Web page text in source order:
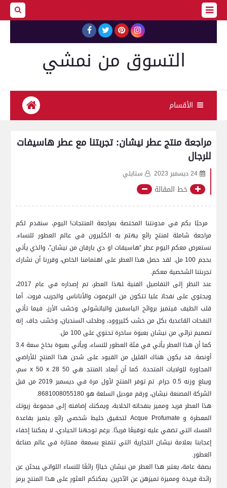
التسوق من نمشي
الأقسام
مراجعة منتج عطر نيشان: تجربتنا مع عطر هاسيفات
للرجال
24 ديسمبر 2023 ستايلي
خط المقالة
⁢ مرحبًا⁢ بكم في مدونتنا المختصة بمراجعة المنتجات! اليوم، سنقدم لكم
مراجعة شاملة لمنتج رائع يهتم به الكثيرون في عالم العطور للنساء.⁢
نستعرض معكم اليوم ‌عطر “هاسيفات او دي بارفان من نيشان”، والذي يأتي
بحجم 100 ​مل. لقد حصل هذا العطر على اهتمامنا​ الخاص، وقررنا ⁤أن نشارك
تجربتنا⁣ الشخصية معكم.
عند النظر إلى التفاصيل الفنية ‍لهذا العطر، تم إصداره في عام 2017،
ويحتوي على⁢ نفحات‍ عليا تتكون من البرغموت والأناناس ⁢والجريب فروت. أما
قلب ⁣الطيف فيتميز ‌بروائح ⁣الياسمين والباتشولي وخشب الأرز، فيما تأتي
النفحات القاعدية بكل من خشب⁤ كليروود، وطحلب السنديان، وخشب جاف. إنه
تصميم تراثي ⁢من نيشان بعبوة ساحرة تحتوي على 100 مل.
كما أن هذا العطر يأتي في فئة العطور⁤ للنساء،⁣ ويأتي بعبوة بخاخ سعة 3.4
أونصة. ⁢قد يكون هناك القليل من ⁤القيود ⁢على شحن هذا المنتج ‌للأراضي
المجاورة للولايات المتحدة.‌ كما أن أبعاد ‍المنتج‍ هي 50 x 50 x ​28 سم،
ويبلغ وزنه ⁣0.5 جرام. تم توفر المنتج لأول مرة في ديسمبر ​2019‍ من قبل⁣
الشركة المصنعة نيشان،⁤ ورقم موديل السلعة هو 8681008055180.
هذا العطر فريد ​ومميز‍ بنفحاته⁣ الخلابة، ويمكنك إضافته إلى مجموعة زيوتك
المعطرة و Acque Profumate لتحقيق خليط⁣ شخصي رائع. يتميز بقاعدة
المسك التي تضفي عليه توقيعًا فريدًا. برغم توجهنا ‌الحيادي،‌ لا يمكننا إخفاء
إعجابنا بعلامة⁣ نيشان التجارية‍ التي تتمتع بسمعة‍ ممتازة في عالم صناعة
العطور.
بصفة عامة، يعتبر ‌هذا العطر من نيشان خيارًا‌ رائعًا للنساء اللواتي ‍يبحثن عن
⁢رائحة فريدة ومميزة تميزهن عن الآخرين. يمكنكم العثور على هذا المنتج برمز